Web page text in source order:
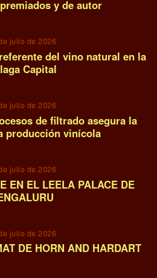
y de autor
julio de 2026
del vino natural en la
Capital
julio de 2026
de filtrado asegura la
producción vinícola
julio de 2026
EN EL LEELA PALACE DE
julio de 2026
DE HORN AND HARDART
06